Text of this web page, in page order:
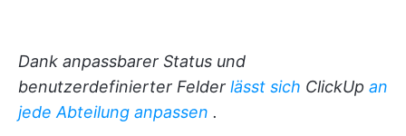
Dank anpassbarer Status und
benutzerdefinierter Felder lässt sich ClickUp an
jede Abteilung anpassen .